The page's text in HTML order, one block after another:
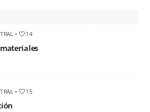
• 14
• 15